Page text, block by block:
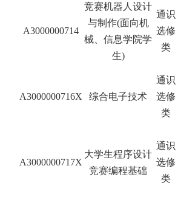
A3000000714
竞赛机器人设计
与制作(面向机
械、信息学院学
生)
通识
选修
类
A3000000716X 综合电子技术
通识
选修
类
A3000000717X
大学生程序设计
竞赛编程基础
通识
选修
类